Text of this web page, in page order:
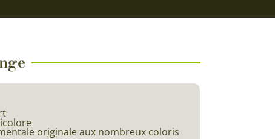
originale aux nombreux coloris